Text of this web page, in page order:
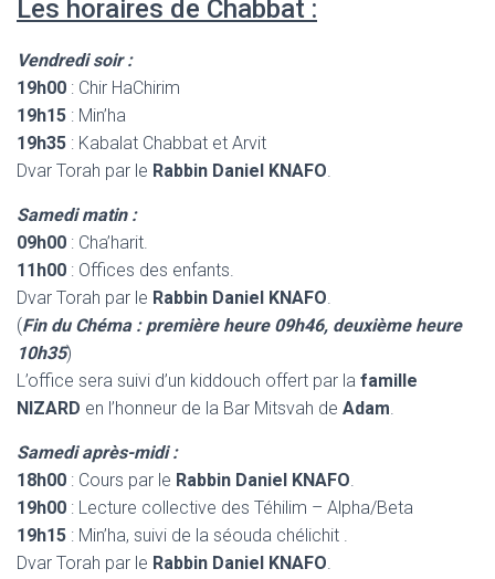
Les horaires de Chabbat :
Vendredi soir :
19h00 : Chir HaChirim
19h15 : Min’ha
19h35 : Kabalat Chabbat et Arvit
Dvar Torah par le Rabbin Daniel KNAFO.
Samedi matin :
09h00 : Cha’harit.
11h00 : Offices des enfants.
Dvar Torah par le Rabbin Daniel KNAFO.
(Fin du Chéma : première heure 09h46, deuxième heure
10h35)
L’office sera suivi d’un kiddouch offert par la famille
NIZARD en l’honneur de la Bar Mitsvah de Adam.
Samedi après-midi :
18h00 : Cours par le Rabbin Daniel KNAFO.
19h00 : Lecture collective des Téhilim – Alpha/Beta
19h15 : Min’ha, suivi de la séouda chélichit .
Dvar Torah par le Rabbin Daniel KNAFO.